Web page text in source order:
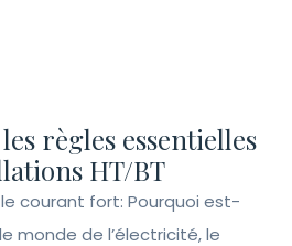
règles essentielles
HT/BT
courant fort: Pourquoi est-
monde de l’électricité, le